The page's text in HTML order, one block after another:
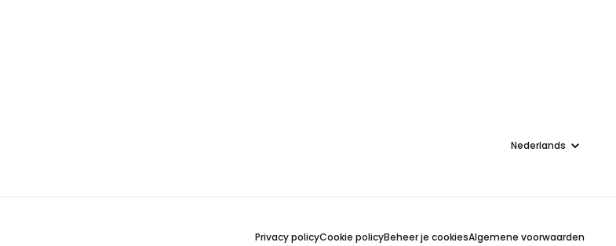
Taal
Privacy policyCookie policyBeheer je cookiesAlgemene voorwaarden